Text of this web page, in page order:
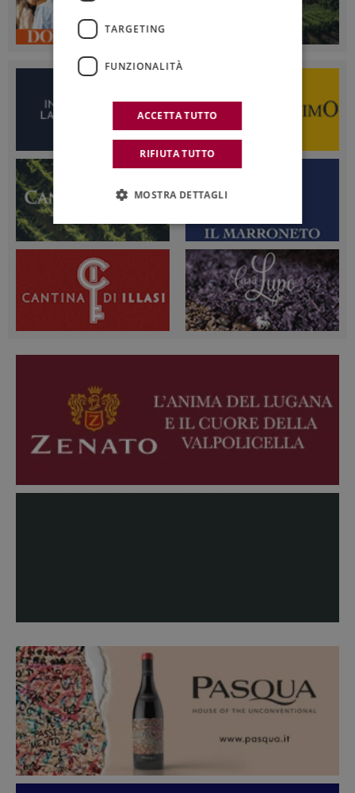
TARGETING
FUNZIONALITÀ
ACCETTA TUTTO
RIFIUTA TUTTO
MOSTRA DETTAGLI